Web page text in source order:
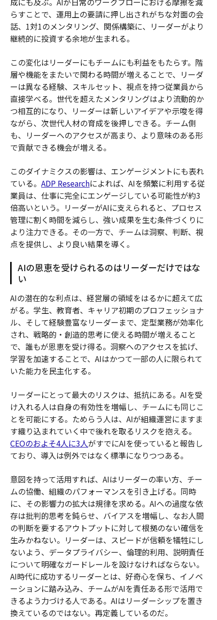
らすことで、運用上の要請に押し出されがちな対面の会
話、1対1のメンタリング、関係構築に、リーダーがより
継続的に投資する余地が生まれる。
この変化はリーダーにもチームにも利益をもたらす。階
層や機能をまたいで関わる時間が増えることで、リーダ
ーは異なる経験、スキルセット、視点を持つ従業員から
直接学べる。世代を超えたメンタリングはより流動的か
つ相互的になり、リーダーは新しいアイデアや示唆を得
ながら、次世代人材の育成を後押しできる。チーム側
も、リーダーへのアクセスが高まり、より意味のある形
で貢献できる機会が増える。
このダイナミクスの影響は、エンゲージメントにも表れ
ている。 ADP Researchによれば、AIを頻繁に利用する従
業員は、仕事に完全にエンゲージしている可能性が約3
倍高いという。リーダーがAIに支えられると、プロセス
管理に割く時間を減らし、強い成果を生む条件づくりに
より注力できる。その一方で、チームは洞察、判断、視
点を提供し、より良い結果を導く。
AIの恩恵を受けられるのはリーダーだけではな
い
AIの潜在的な利点は、経営層の領域をはるかに超えて広
がる。学生、教育者、キャリア初期のプロフェッショナ
ル、そして経験豊富なリーダーまで、定型業務が効率化
され、戦略的・創造的思考に使える時間が増えること
で、誰もが恩恵を受け得る。洞察へのアクセスを拡げ、
学習を加速することで、AIはかつて一部の人に限られて
いた能力を民主化する。
リーダーにとって最大のリスクは、抵抗にある。AIを受
け入れる人は自身の有効性を増幅し、チームにも同じこ
とを可能にする。ためらう人は、AIが組織運営にますま
す織り込まれていく中で後れを取るリスクを抱える。
CEOのおよそ4人に3人がすでにAIを使っていると報告し
ており、導入は例外ではなく標準になりつつある。
意図を持って活用すれば、AIはリーダーの率い方、チー
ムの協働、組織のパフォーマンスを引き上げる。同時
に、その影響力の拡大は規律を求める。AIへの過度な依
存は批判的思考を鈍らせ、バイアスを増幅し、なお人間
の判断を要するアウトプットに対して根拠のない確信を
生みかねない。リーダーは、スピードが信頼を犠牲にし
ないよう、データプライバシー、倫理的利用、説明責任
について明確なガードレールを設けなければならない。
AI時代に成功するリーダーとは、好奇心を保ち、イノベ
ーションに踏み込み、チームがAIを責任ある形で活用で
きるよう力づける人である。AIはリーダーシップを置き
換えているのではない。再定義しているのだ。